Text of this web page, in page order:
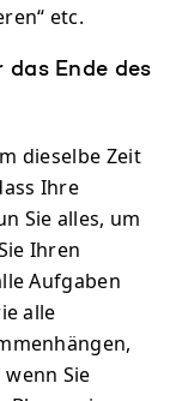
etc.
Ende des
dieselbe Zeit
Ihre
Sie alles, um
Ihren
Aufgaben
alle
Sie